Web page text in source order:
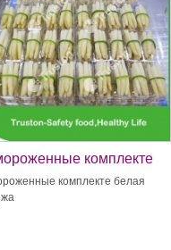
комплекте
спаржакомплекте белая